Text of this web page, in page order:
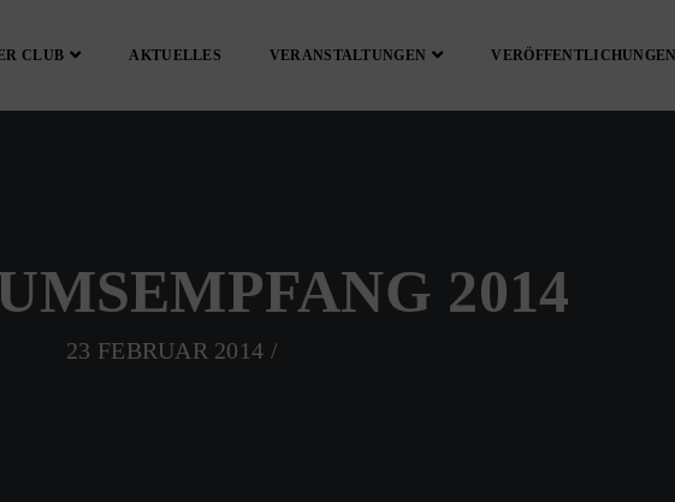
CLUB AKTUELLES VERANSTALTUNGEN VERÖFFENTLICHUNGEN
2014
23 FEBRUAR 2014 /